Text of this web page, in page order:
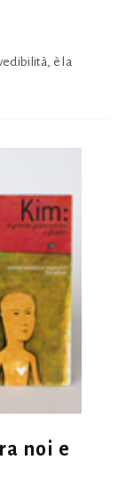
è la
noi e